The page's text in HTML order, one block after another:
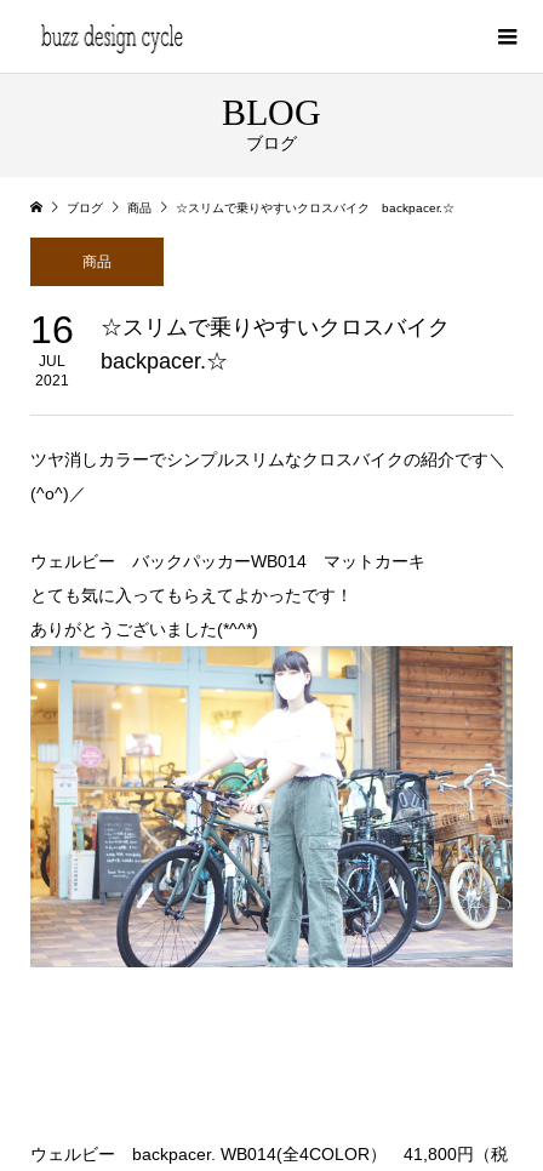
BLOG
ブログ
ブログ 商品 ☆スリムで乗りやすいクロスバイク backpacer.☆
商品
16
JUL
2021
☆スリムで乗りやすいクロスバイク
backpacer.☆
ツヤ消しカラーでシンプルスリムなクロスバイクの紹介です＼
(^o^)／
ウェルビー バックパッカーWB014 マットカーキ
とても気に入ってもらえてよかったです！
ありがとうございました(*^^*)
ウェルビー backpacer. WB014(全4COLOR） 41,800円（税